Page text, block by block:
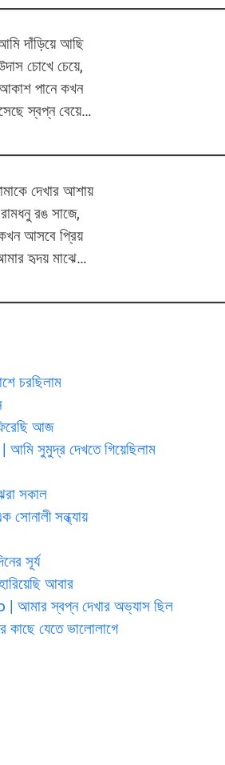
দাঁড়িয়ে আছি
চোখে চেয়ে,
পানে কখন
স্বপ্ন বেয়ে…
দেখার আশায়
রামধনু রঙ সাজে,
আসবে প্রিয়
হৃদয় মাঝে…
চরছিলাম
আজ
সুমুদ্র দেখতে গিয়েছিলাম
সকাল
সন্ধ্যায়
সূর্য
আবার
স্বপ্ন দেখার অভ্যাস ছিল
যেতে ভালোলাগে